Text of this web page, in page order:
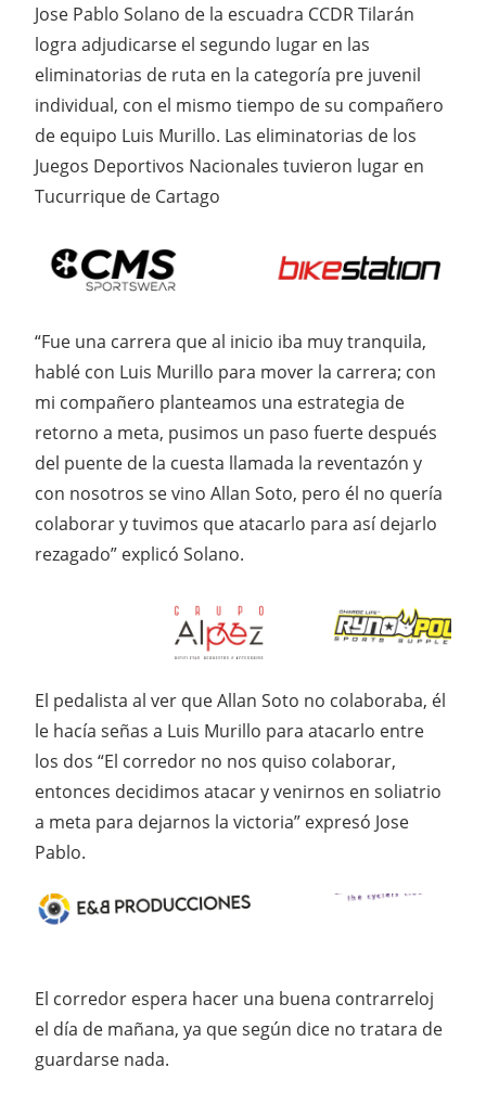
Jose Pablo Solano de la escuadra CCDR Tilarán
logra adjudicarse el segundo lugar en las
eliminatorias de ruta en la categoría pre juvenil
individual, con el mismo tiempo de su compañero
de equipo Luis Murillo. Las eliminatorias de los
Juegos Deportivos Nacionales tuvieron lugar en
Tucurrique de Cartago
“Fue una carrera que al inicio iba muy tranquila,
hablé con Luis Murillo para mover la carrera; con
mi compañero planteamos una estrategia de
retorno a meta, pusimos un paso fuerte después
del puente de la cuesta llamada la reventazón y
con nosotros se vino Allan Soto, pero él no quería
colaborar y tuvimos que atacarlo para así dejarlo
rezagado” explicó Solano.
El pedalista al ver que Allan Soto no colaboraba, él
le hacía señas a Luis Murillo para atacarlo entre
los dos “El corredor no nos quiso colaborar,
entonces decidimos atacar y venirnos en soliatrio
a meta para dejarnos la victoria” expresó Jose
Pablo.
El corredor espera hacer una buena contrarreloj
el día de mañana, ya que según dice no tratara de
guardarse nada.